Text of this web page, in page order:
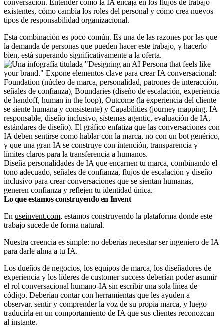
existentes, cómo cambia los roles del personal y cómo crea nuevos
tipos de responsabilidad organizacional.
Esta combinación es poco común. Es una de las razones por las que
la demanda de personas que pueden hacer este trabajo, y hacerlo
bien, está superando significativamente a la oferta.
Diseña personalidades de IA que encarnen tu marca, combinando el
tono adecuado, señales de confianza, flujos de escalación y diseño
inclusivo para crear conversaciones que se sientan humanas,
generen confianza y reflejen tu identidad única.
Lo que estamos construyendo en Invent
En useinvent.com, estamos construyendo la plataforma donde este
trabajo sucede de forma natural.
Nuestra creencia es simple: no deberías necesitar ser ingeniero de IA
para darle alma a tu IA.
Los dueños de negocios, los equipos de marca, los diseñadores de
experiencia y los líderes de customer success deberían poder asumir
el rol conversacional humano-IA sin escribir una sola línea de
código. Deberían contar con herramientas que les ayuden a
observar, sentir y comprender la voz de su propia marca, y luego
traducirla en un comportamiento de IA que sus clientes reconozcan
al instante.